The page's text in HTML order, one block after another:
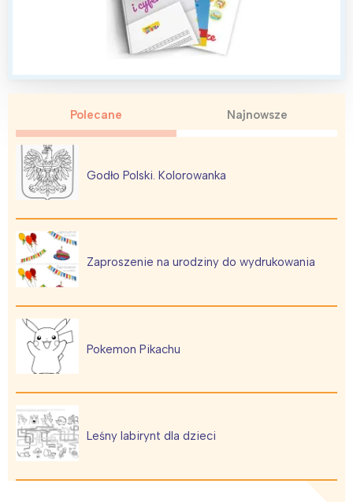
Polecane Najnowsze
Godło Polski. Kolorowanka
Zaproszenie na urodziny do wydrukowania
Pokemon Pikachu
Leśny labirynt dla dzieci